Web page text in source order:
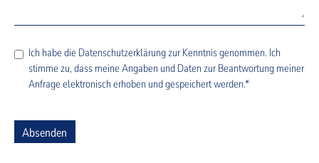
Ich habe die Datenschutzerklärungzur Kenntnis genommen. Ich
stimme zu, dass meine Angaben und Daten zur Beantwortung meiner
Anfrage elektronisch erhoben und gespeichert werden.*
Absenden